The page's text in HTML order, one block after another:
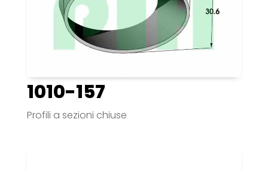
1010-157
Profili a sezioni chiuse